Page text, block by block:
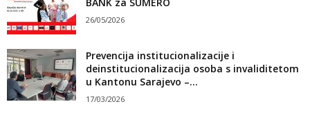
BANK za SUMERO
26/05/2026
Prevencija institucionalizacije i
deinstitucionalizacija osoba s invaliditetom
u Kantonu Sarajevo –...
17/03/2026